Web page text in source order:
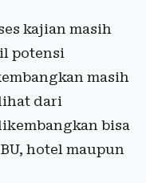
kajian masih
potensi
masih
dari
bisa
hotel maupun